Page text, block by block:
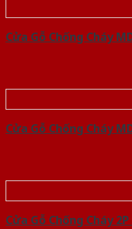
Cửa Gỗ Chống Cháy
Cửa Gỗ Chống Cháy
Cửa Gỗ Chống Cháy